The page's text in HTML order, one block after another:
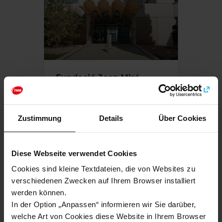
Zustimmung Details Über Cookies
Diese Webseite verwendet Cookies
Cookies sind kleine Textdateien, die von Websites zu
verschiedenen Zwecken auf Ihrem Browser installiert
werden können.
In der Option „Anpassen“ informieren wir Sie darüber,
welche Art von Cookies diese Website in Ihrem Browser
Fundació Joan Miró
einzigen Raum